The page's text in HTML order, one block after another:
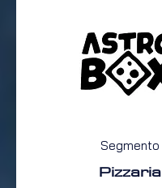
Segmento
Pizzaria